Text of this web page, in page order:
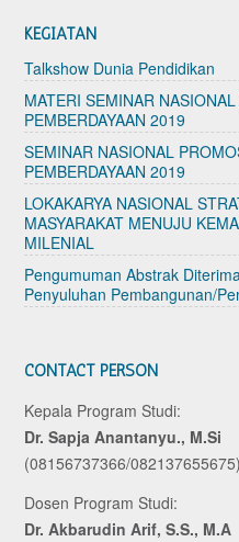
KEGIATAN
Talkshow Dunia Pendidikan
MATERI SEMINAR
PEMBERDAYAAN 2019
SEMINAR NASIONAL
PEMBERDAYAAN 2019
LOKAKARYA NASIONAL
MASYARAKAT MENUJU
MILENIAL
Pengumuman Abstrak
Penyuluhan Pembangunan/
CONTACT PERSON
Kepala Program Studi:
Dr. Sapja Anantanyu., M.Si
(08156737366/082137655675)
Dosen Program Studi:
Dr. Akbarudin Arif, S.S., M.A